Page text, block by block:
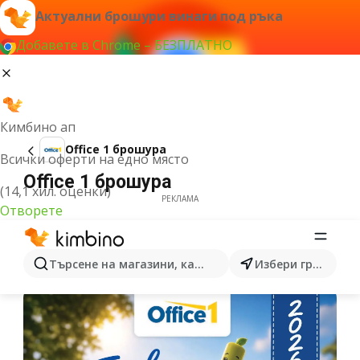
Актуални брошури винаги под ръка
Добавете в Chrome – БЕЗПЛАТНО
Кимбино ап
Всички оферти на едно място
(14,1 хил. оценки)
Отворете
Търсене на магазини, категории, продукти...Избери град
Office 1 брошура
Office 1 брошура
РЕКЛАМА